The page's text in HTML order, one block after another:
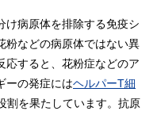
け病原体を排除する免疫シ
粉などの病原体ではない異
応すると、花粉症などのア
ーの発症にはヘルパーT細
割を果たしています。抗原